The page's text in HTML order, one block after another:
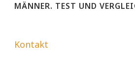
MÄNNER. TEST UND
Kontakt